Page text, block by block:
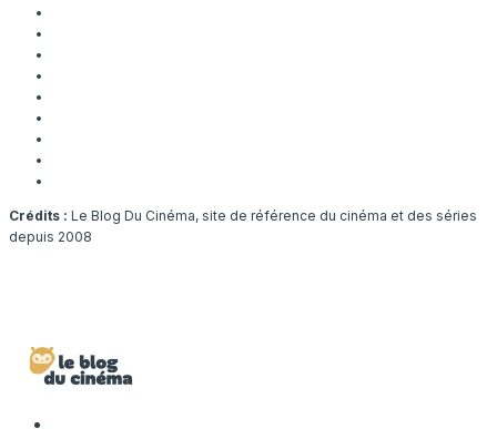
Crédits : Le Blog Du Cinéma, site de référence du cinéma et des séries
depuis 2008